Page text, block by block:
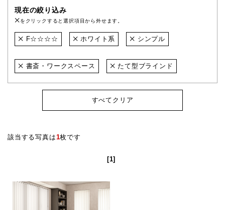
現在の絞り込み
をクリックすると選択項目から外せます。
F☆☆☆☆ ホワイト系 シンプル
書斎・ワークスペース たて型ブラインド
すべてクリア
該当する写真は1枚です
[1]